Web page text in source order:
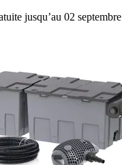
jusqu’au 02 septembre